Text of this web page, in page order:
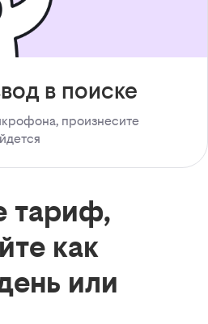
в поиске
произнесите
тариф,
как
или